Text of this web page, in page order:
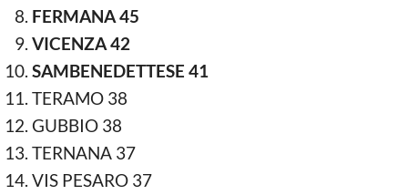
FERMANA 45
VICENZA 42
SAMBENEDETTESE 41
TERAMO 38
GUBBIO 38
TERNANA 37
VIS PESARO 37